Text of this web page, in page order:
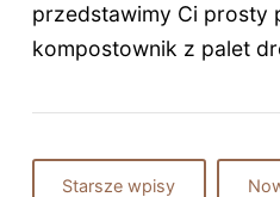
przedstawimy Ci prosty
kompostownik z palet
Starsze wpisy